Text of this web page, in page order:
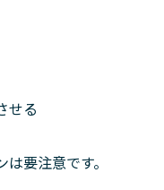
せる
要注意です。